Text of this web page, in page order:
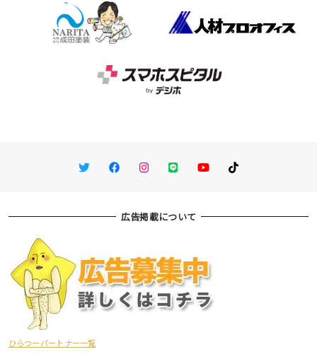
TwitterFacebookInstagram
LINE You TubeTikTok
広告掲載について
ひらつーパートナー一覧